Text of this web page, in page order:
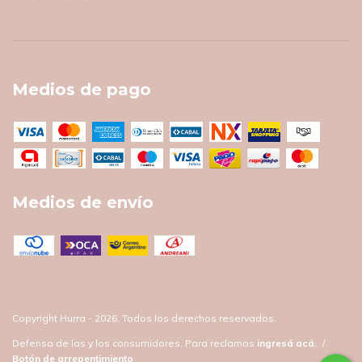
Medios de pago
Medios de envío
Copyright Hurra - 2026. Todos los derechos reservados.
Defensa de las y los consumidores. Para reclamos ingresá acá.
/
Botón de arrepentimiento